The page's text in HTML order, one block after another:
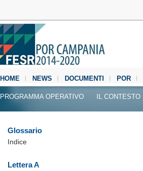
HOME NEWS DOCUMENTI POR
MEDIA CENTER
PROGRAMMA OPERATIVO IL CONTESTO
Glossario
Indice
Lettera A